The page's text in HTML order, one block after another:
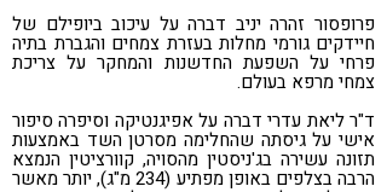
פרופסור זהרה יניב דברה על עיכוב ביופילם של
חיידקים גורמי מחלות בעזרת צמחים והגברת בתיה
פרחי על השפעת החדשנות והמחקר על צריכת
צמחי מרפא בעולם.
ד"ר ליאת עדרי דברה על אפיגנטיקה וסיפרה סיפור
אישי על גיסתה שהחלימה מסרטן השד באמצעות
תזונה עשירה בג'ניסטין מהסויה, קוורציטין הנמצא
הרבה בצלפים באופן מפתיע (234 מ"ג), יותר מאשר